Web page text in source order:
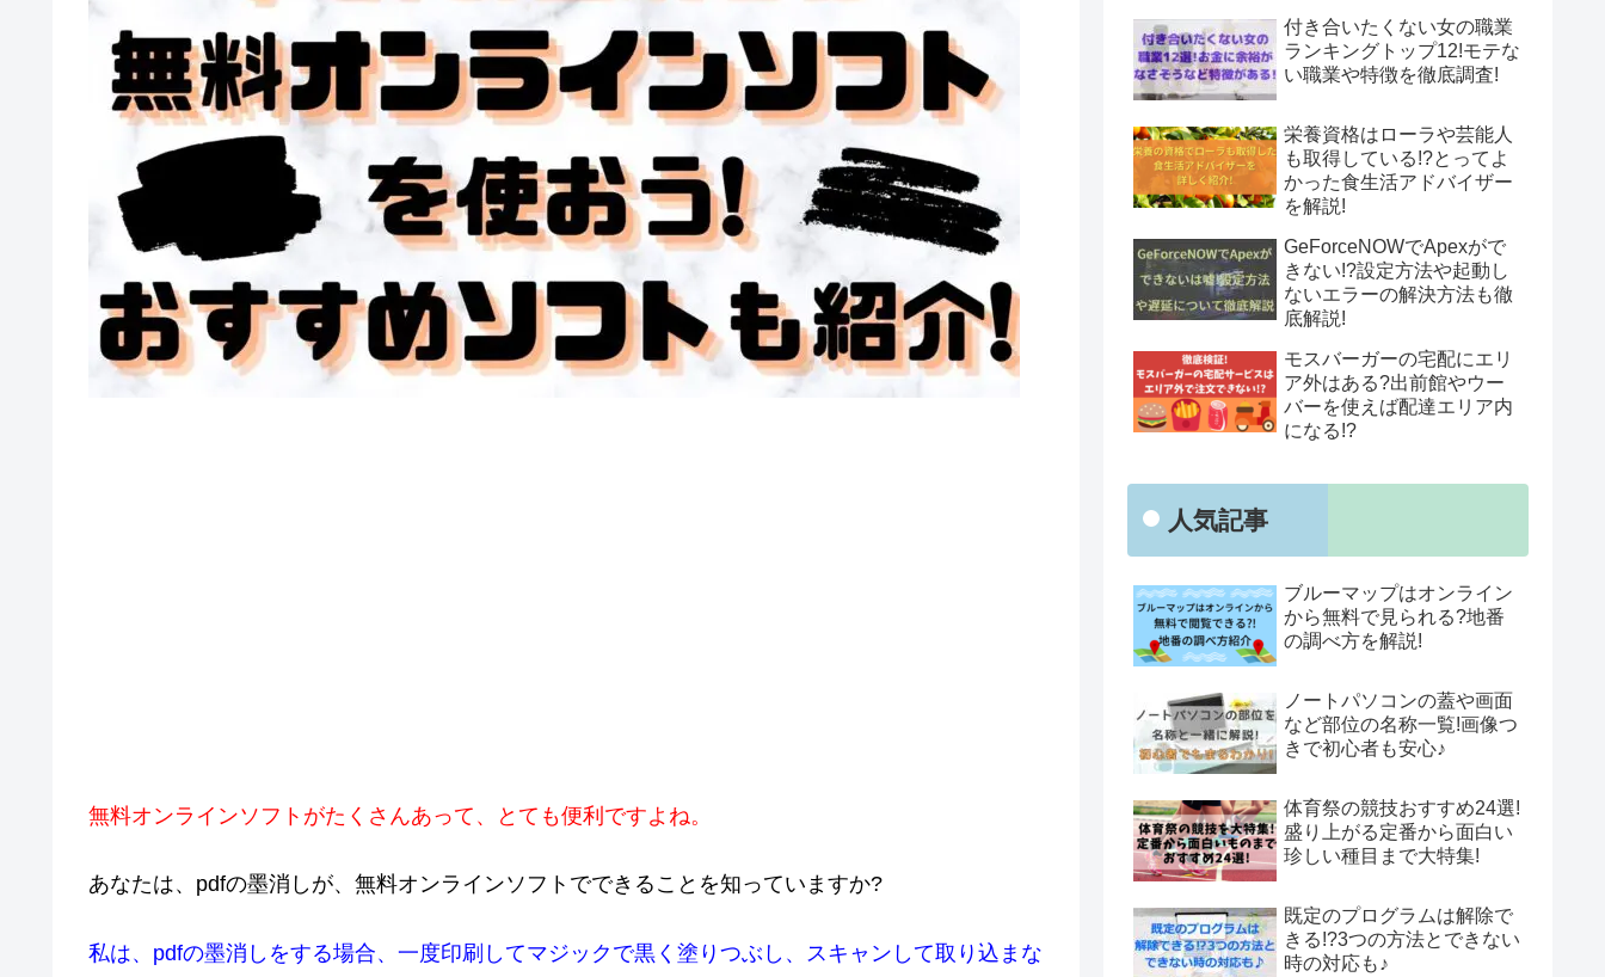
無料オンラインソフトがたくさんあって、とても便利ですよね。
あなたは、pdfの墨消しが、無料オンラインソフトでできることを知っていますか?
私は、pdfの墨消しをする場合、一度印刷してマジックで黒く塗りつぶし、スキャンして取り込まな
付き合いたくない女の職業
ランキングトップ12!モテな
い職業や特徴を徹底調査!
栄養資格はローラや芸能人
も取得している!?とってよ
かった食生活アドバイザー
を解説!
GeForceNOWでApexがで
きない!?設定方法や起動し
ないエラーの解決方法も徹
底解説!
モスバーガーの宅配にエリ
ア外はある?出前館やウー
バーを使えば配達エリア内
になる!?
人気記事
ブルーマップはオンライン
から無料で見られる?地番
の調べ方を解説!
ノートパソコンの蓋や画面
など部位の名称一覧!画像つ
きで初心者も安心♪
体育祭の競技おすすめ24選!
盛り上がる定番から面白い
珍しい種目まで大特集!
既定のプログラムは解除で
きる!?3つの方法とできない
時の対応も♪